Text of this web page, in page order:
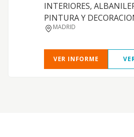
INTERIORES,
PINTURA Y
MADRID
VER INFORME